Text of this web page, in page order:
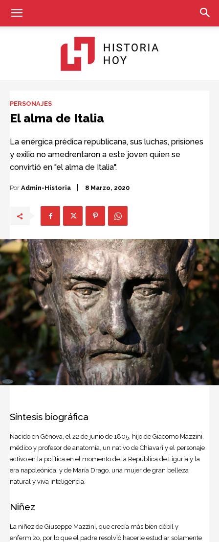
PERSONAJES
El alma de Italia
La enérgica prédica republicana, sus luchas, prisiones
y exilio no amedrentaron a este joven quien se
convirtió en "el alma de Italia".
Por Admin-Historia 8 Marzo, 2020
Síntesis biográfica
Nacido en Génova, el 22 de junio de 1805, hijo de Giacomo Mazzini,
médico y profesor de anatomía, un nativo de Chiavari y el personaje
activo en la política en el momento de la República de Liguria y la
era napoleónica, y de María Drago, una mujer de gran belleza
natural y viva inteligencia.
Niñez
La niñez de Giuseppe Mazzini , que crecía más bien débil y
enfermizo, por lo que el padre resolvió hacerle estudiar solamente